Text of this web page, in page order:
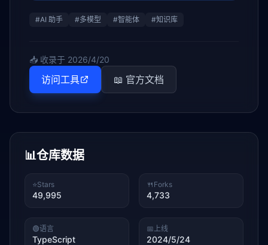
#AI 助手 #多模型 #智能体 #知识库
📥 收录于 2026/4/20
访问工具 📖 官方文档
📊仓库数据
⭐Stars
49,995
🍴 Forks
4,733
🟢语言
TypeScript
📅上线
2024/5/24